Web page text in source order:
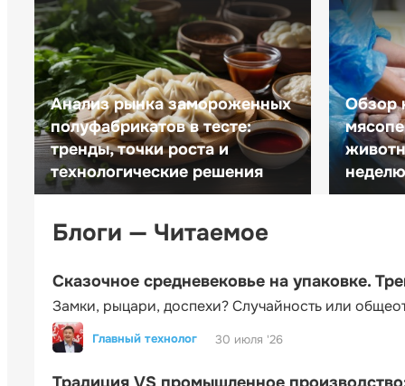
Анализ рынка замороженных
полуфабрикатов в тесте:
тренды, точки роста и
технологические решения
Обзор
Блоги — Читаемое
Сказочное средневековье на упаковке.
Замки, рыцари, доспехи? Случайность или
Главный технолог 30 июля '26